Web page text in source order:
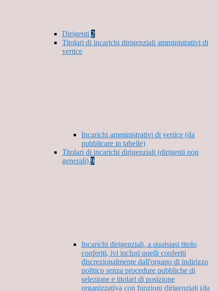
Dirigenti 2
Titolari di incarichi dirigenziali amministrativi di
vertice
Incarichi amministrativi di vertice (da
pubblicare in tabelle)
Titolari di incarichi dirigenziali (dirigenti non
generali) 9
Incarichi dirigenziali, a qualsiasi titolo
conferiti, ivi inclusi quelli conferiti
discrezionalmente dall'organo di indirizzo
politico senza procedure pubbliche di
selezione e titolari di posizione
organizzativa con funzioni dirigenziali (da